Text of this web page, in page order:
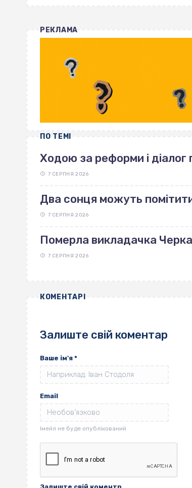
РЕКЛАМА
ПО ТЕМІ
Ходою за реформи і
7 СЕРПНЯ 2026
Два сонця можуть
7 СЕРПНЯ 2026
Померла викладачка
7 СЕРПНЯ 2026
КОМЕНТАРІ
Залиште свій коментар
Ваше ім'я *
Email